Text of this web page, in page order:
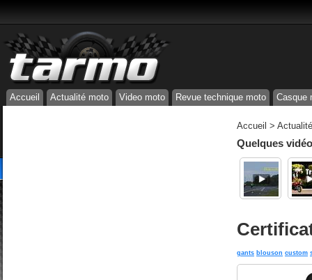
Accueil Actualité moto Video moto Revue technique moto Casque
Accueil >
Quelques
gants blouson custom